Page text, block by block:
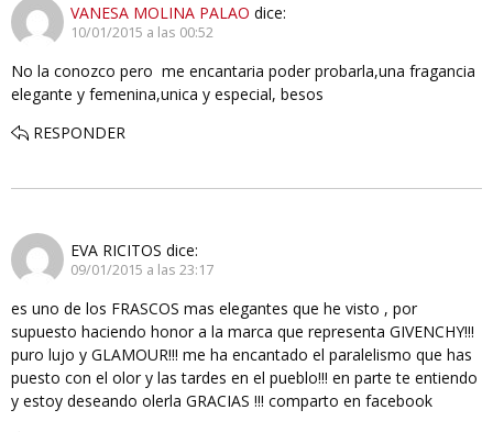
VANESA MOLINA PALAO dice:
10/01/2015 a las 00:52
No la conozco pero me encantaria poder probarla,una fragancia
elegante y femenina,unica y especial, besos
RESPONDER
EVA RICITOS dice:
09/01/2015 a las 23:17
es uno de los FRASCOS mas elegantes que he visto , por
supuesto haciendo honor a la marca que representa GIVENCHY!!!
puro lujo y GLAMOUR!!! me ha encantado el paralelismo que has
puesto con el olor y las tardes en el pueblo!!! en parte te entiendo
y estoy deseando olerla GRACIAS !!! comparto en facebook